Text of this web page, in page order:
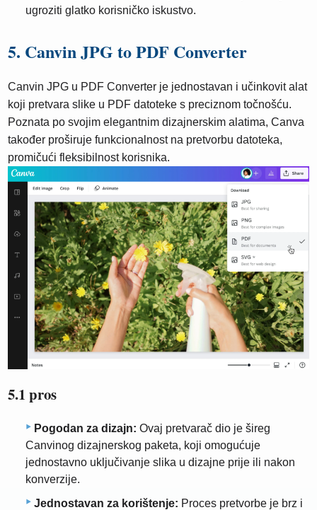
ugroziti glatko korisničko iskustvo.
5. Canvin JPG to PDF Converter
Canvin JPG u PDF Converter je jednostavan i učinkovit alat
koji pretvara slike u PDF datoteke s preciznom točnošću.
Poznata po svojim elegantnim dizajnerskim alatima, Canva
također proširuje funkcionalnost na pretvorbu datoteka,
promičući fleksibilnost korisnika.
5.1 pros
Pogodan za dizajn: Ovaj pretvarač dio je šireg
Canvinog dizajnerskog paketa, koji omogućuje
jednostavno uključivanje slika u dizajne prije ili nakon
konverzije.
Jednostavan za korištenje: Proces pretvorbe je brz i